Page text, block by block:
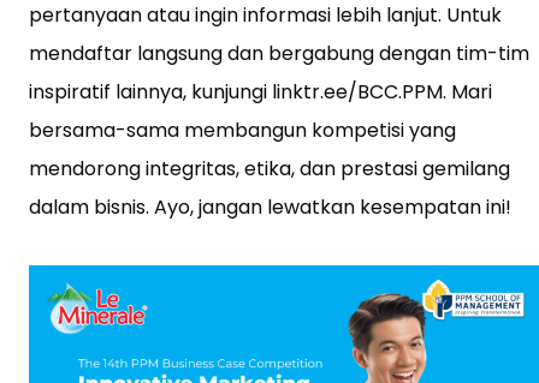
pertanyaan atau ingin informasi lebih lanjut. Untuk
mendaftar langsung dan bergabung dengan tim-tim
inspiratif lainnya, kunjungi linktr.ee/BCC.PPM. Mari
bersama-sama membangun kompetisi yang
mendorong integritas, etika, dan prestasi gemilang
dalam bisnis. Ayo, jangan lewatkan kesempatan ini!